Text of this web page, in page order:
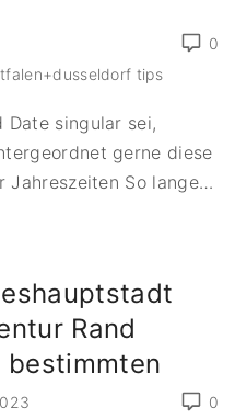
0
tips
Date singular sei,
gerne diese
Jahreszeiten So lange…
Rand
0